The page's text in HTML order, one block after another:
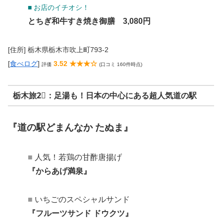
■ お店のイチオシ！
とちぎ和牛すき焼き御膳 3,080円
[住所] 栃木県栃木市吹上町793-2
[食べログ] 評価 3.52 ★★★☆ (口コミ 160件時点)
栃木旅2⃣：足湯も！日本の中心にある超人気道の駅
『道の駅どまんなか たぬま』
■ 人気！若鶏の甘酢唐揚げ
『からあげ満泉』
■ いちごのスペシャルサンド
『フルーツサンド ドウクツ』